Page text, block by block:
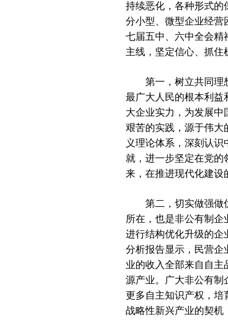
持续恶化，各种形式的
分小型、微型企业经营
七届五中、六中全会精
主线，坚定信心、抓住
第一，树立共同理想
最广大人民的根本利益
大企业实力，为发展
艰苦的实践，源于伟大
义理论体系，深刻认
就，进一步坚定在党
来，在推进现代化建设
第二，切实做强做优
所在，也是非公有制
进行结构优化升级的企
分析报告显示，民营企
业的收入全部来自自主
源产业。广大非公有制
更多自主知识产权，培
战略性新兴产业的契机